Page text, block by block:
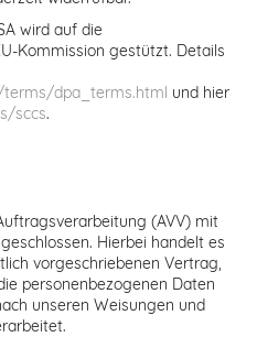
wird auf die
Kommission gestützt. Details
dpa_terms.html und hier
sccs.
(AVV) mit
Hierbei handelt es
vorgeschriebenen Vertrag,
personenbezogenen Daten
unseren Weisungen und